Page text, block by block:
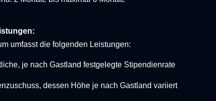
umfasst die folgenden Leistungen:
je nach Gastland festgelegte Stipendienrate
, dessen Höhe je nach Gastland variiert